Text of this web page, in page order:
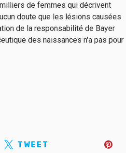
de femmes qui décrivent
doute que les lésions causées
de la responsabilité de Bayer
des naissances n'a pas pour
TWEET